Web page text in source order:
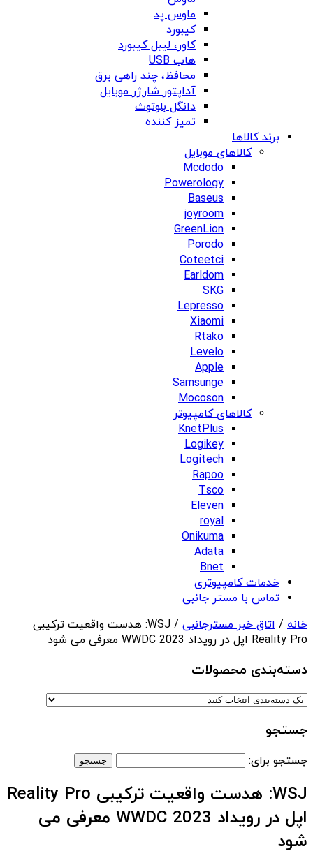
ماوس پد
کیبورد
کاور، لیبل کیبورد
هاب USB
محافظ، چند راهی برق
آداپتور شارژر موبایل
دانگل بلوتوث
تمیز کننده
برند کالاها
کالاهای موبایل
Mcdodo
Powerology
Baseus
joyroom
GreenLion
Porodo
Coteetci
Earldom
SKG
Lepresso
Xiaomi
Rtako
Levelo
Apple
Samsunge
Mocoson
کالاهای کامپیوتر
KnetPlus
Logikey
Logitech
Rapoo
Tsco
Eleven
royal
Onikuma
Adata
Bnet
خدمات کامپیوتری
تماس با مستر جانبی
خانه / اتاق خبر مسترجانبی
/ WSJ: هدست واقعیت ترکیبی
Reality Pro اپل در رویداد WWDC 2023 معرفی می شود
دسته‌بندی‌ محصولات
جستجو
جستجو برای:
WSJ: هدست واقعیت ترکیبی Reality Pro
اپل در رویداد WWDC 2023 معرفی می
شود